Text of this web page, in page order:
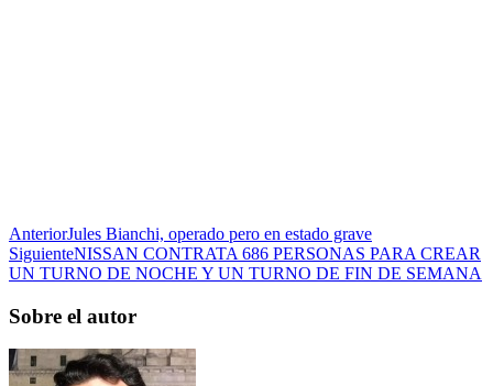
AnteriorJules Bianchi, operado pero en estado grave
SiguienteNISSAN CONTRATA 686 PERSONAS PARA CREAR
UN TURNO DE NOCHE Y UN TURNO DE FIN DE SEMANA
Sobre el autor